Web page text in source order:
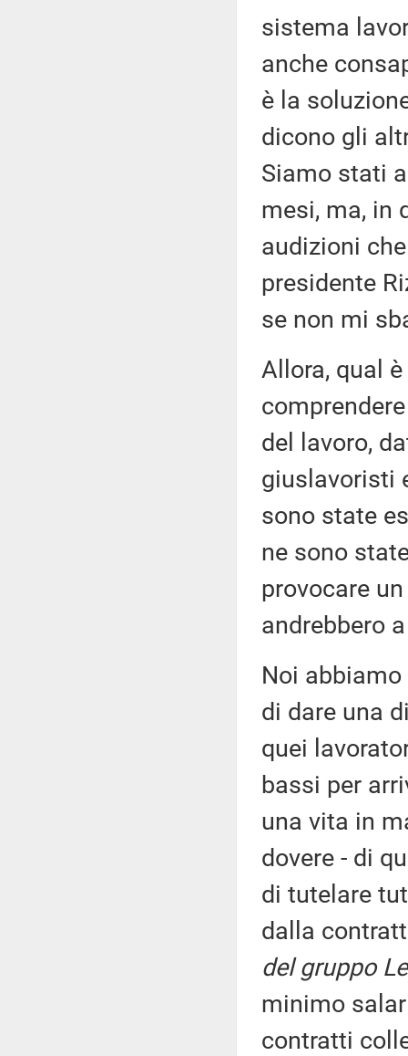
sistema
anche
è la
dicono gli
Siamo stati
mesi, ma, in
audizioni
presidente
se non mi
Allora, qual
del lavoro,
giuslavoristi
sono state
ne sono
provocare
andrebbero
Noi
di dare una
quei
bassi per
una vita in
dovere - di
di tutelare
dalla
del gruppo
minimo
contratti